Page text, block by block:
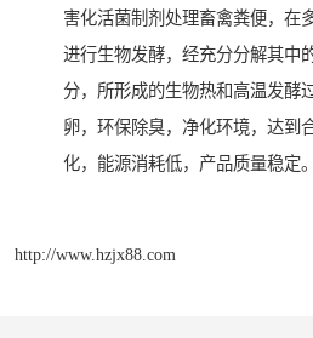
害化活菌制剂处理畜禽粪便，在
进行生物发酵，经充分分解其中
分，所形成的生物热和高温发酵
卵，环保除臭，净化环境，达到
化，能源消耗低，产品质量稳定。
http://www.hzjx88.com